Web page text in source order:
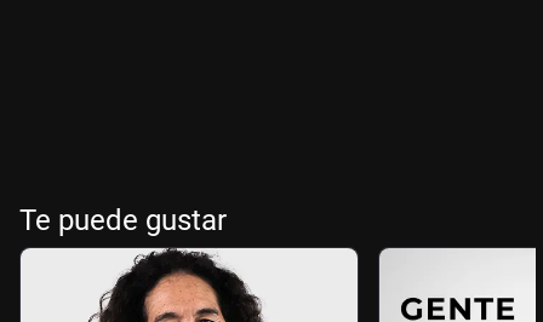
Te puede gustar